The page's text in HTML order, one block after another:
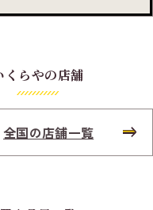
くらやの店舗
全国の店舗一覧